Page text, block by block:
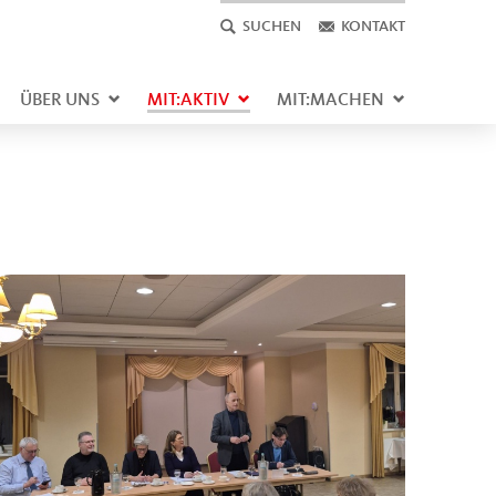
SUCHEN KONTAKT
ÜBER UNS MIT:AKTIV MIT:MACHEN